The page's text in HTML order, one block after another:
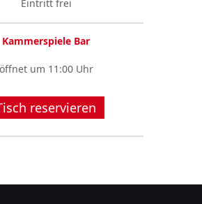
Eintritt frei
Kammerspiele Bar
öffnet um 11:00 Uhr
reservieren